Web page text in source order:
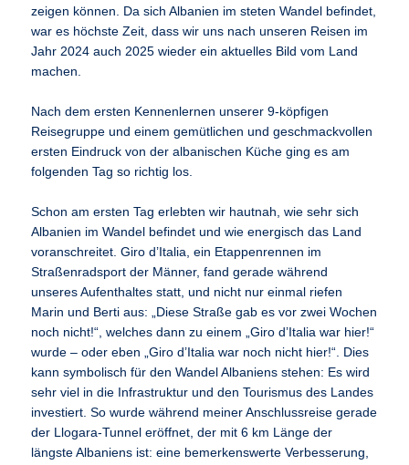
zeigen können. Da sich Albanien im steten Wandel befindet,
war es höchste Zeit, dass wir uns nach unseren Reisen im
Jahr 2024 auch 2025 wieder ein aktuelles Bild vom Land
machen.
Nach dem ersten Kennenlernen unserer 9-köpfigen
Reisegruppe und einem gemütlichen und geschmackvollen
ersten Eindruck von der albanischen Küche ging es am
folgenden Tag so richtig los.
Schon am ersten Tag erlebten wir hautnah, wie sehr sich
Albanien im Wandel befindet und wie energisch das Land
voranschreitet. Giro d’Italia, ein Etappenrennen im
Straßenradsport der Männer, fand gerade während
unseres Aufenthaltes statt, und nicht nur einmal riefen
Marin und Berti aus: „Diese Straße gab es vor zwei Wochen
noch nicht!“, welches dann zu einem „Giro d’Italia war hier!“
wurde – oder eben „Giro d’Italia war noch nicht hier!“. Dies
kann symbolisch für den Wandel Albaniens stehen: Es wird
sehr viel in die Infrastruktur und den Tourismus des Landes
investiert. So wurde während meiner Anschlussreise gerade
der Llogara-Tunnel eröffnet, der mit 6 km Länge der
längste Albaniens ist: eine bemerkenswerte Verbesserung,